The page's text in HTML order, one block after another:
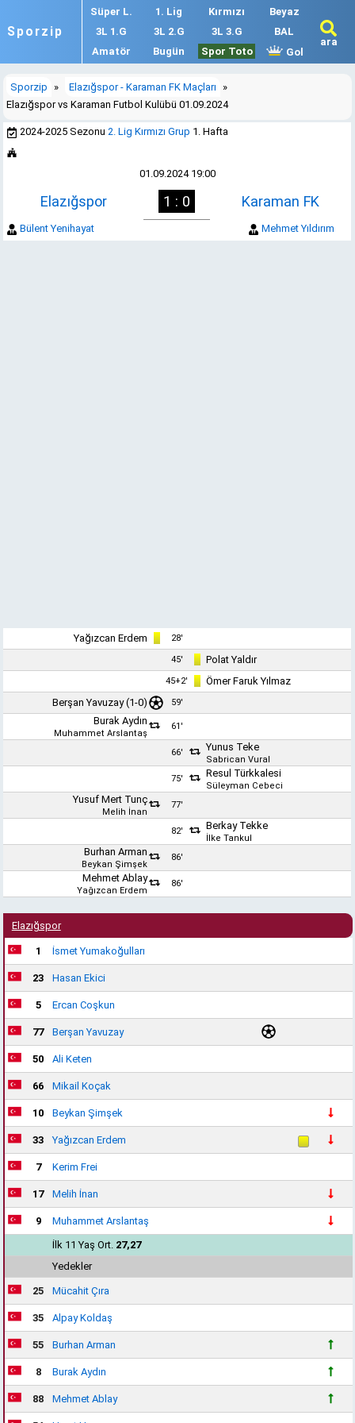
Sporzip
Süper L. 1. Lig Kırmızı
Beyaz
3L 1.G
3L 2.G 3L 3.G
BAL
Amatör
Bugün Spor Toto Gol
ara
Sporzip » Elazığspor - Karaman FK Maçları
»
Elazığspor vs Karaman Futbol Kulübü 01.09.2024
2024-2025 Sezonu2. Lig Kırmızı Grup 1. Hafta
01.09.2024 19:00
Elazığspor 1 : 0 Karaman FK
Bülent Yenihayat Mehmet Yıldırım
Yağızcan Erdem 28'
45' Polat Yaldır
45+2'
Ömer Faruk Yılmaz
Berşan Yavuzay(1-0) 59'
Burak Aydın
Muhammet Arslantaş
61'
66' Yunus Teke
Sabrican Vural
75'
Resul Türkkalesi
Süleyman Cebeci
Yusuf Mert Tunç
Melih İnan
77'
82' Berkay Tekke
İlke Tankul
Burhan Arman
Beykan Şimşek
86'
Mehmet Ablay
Yağızcan Erdem
86'
Elazığspor
1 İsmet Yumakoğulları
23 Hasan Ekici
5 Ercan Coşkun
77 Berşan Yavuzay
50 Ali Keten
66 Mikail Koçak
10 Beykan Şimşek
33 Yağızcan Erdem
7 Kerim Frei
17 Melih İnan
9
Muhammet Arslantaş
İlk 11 Yaş Ort. 27,27
Yedekler
25 Mücahit Çıra
35 Alpay Koldaş
55 Burhan Arman
8 Burak Aydın
88 Mehmet Ablay